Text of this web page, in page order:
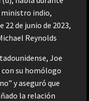
Joe
con su homólogo
y aseguró que
la relación